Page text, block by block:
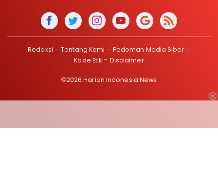
Redaksi Tentang Kami
Pedoman Media Siber
Kode Etik
Disclaimer
©2026 Harian Indonesia News